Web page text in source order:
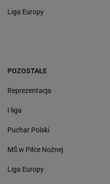
Liga Europy
POZOSTAŁE
Reprezentacja
I liga
Puchar Polski
MŚ w Piłce Nożnej
Liga Europy